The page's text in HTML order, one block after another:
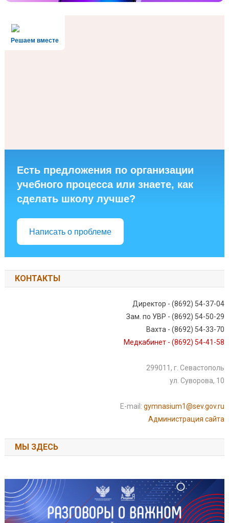
Решаем вместе
Есть предложения по организации
учебного процесса или знаете, как
сделать школу лучше?
Написать о проблеме
КОНТАКТЫ
Директор - (8692) 54-37-04
Зам. по УВР - (8692) 54-50-29
Вахта - (8692) 54-33-70
Медкабинет - (8692) 54-41-58
299011, г. Севастополь
ул. Суворова, 10
E-mail:gymnasium1@sev.gov.ru
Администрация сайта
МЫ ЗДЕСЬ